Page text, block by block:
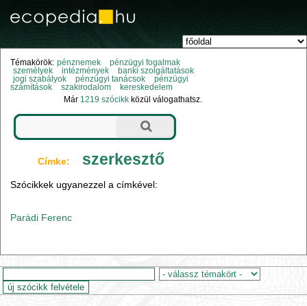
Témakörök: pénznemek
pénzügyi fogalmak
személyek
intézmények
banki szolgáltatások
jogi szabályok
pénzügyi tanácsok
pénzügyi
számítások
szakirodalom
kereskedelem
Már 1219 szócikk közül válogathatsz.
Címke: szerkesztő
Szócikkek ugyanezzel a címkével:
Parádi Ferenc